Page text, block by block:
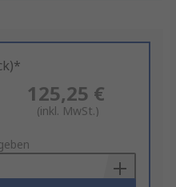
125,25 €
(inkl. MwSt.)